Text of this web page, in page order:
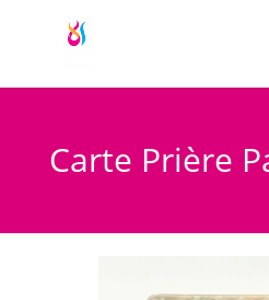
Carte Prière